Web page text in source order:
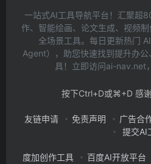
一站式AI工具导航平台！汇聚超
作、智能绘画、论文生成、视频
全场景工具。每日更新热门
Agent），助您快速找到提升办
具！立即访问ai-nav.net
按下Ctrl+D或⌘+D 感
友链申请 免责声明 广告合
提交AI
度加创作工具 百度AI开放平台